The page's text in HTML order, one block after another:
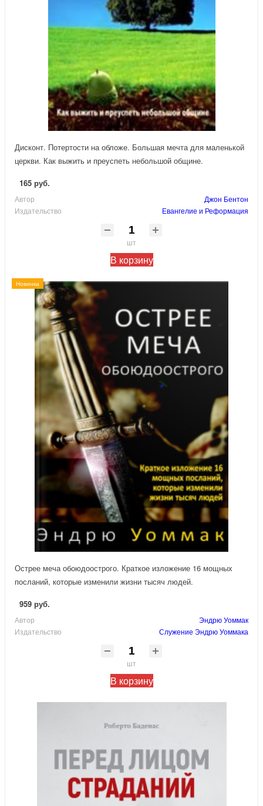
Дисконт. Потертости на обложе. Большая мечта для маленькой
церкви. Как выжить и преуспеть небольшой общине.
165 руб.
Автор
Джон Бентон
Издательство
Евангелие и Реформация
шт
В корзину
Новинка
Острее меча обоюдоострого. Краткое изложение 16 мощных
посланий, которые изменили жизни тысяч людей.
959 руб.
Автор
Эндрю Уоммак
Издательство
Служение Эндрю Уоммака
шт
В корзину